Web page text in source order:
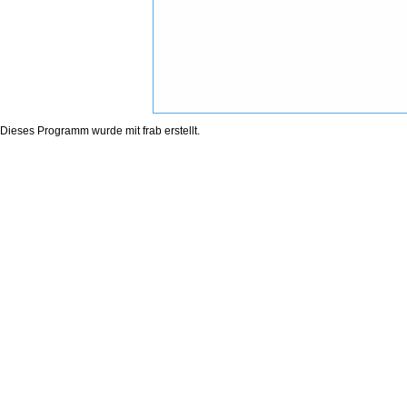
Dieses Programm wurde mitfrab erstellt.